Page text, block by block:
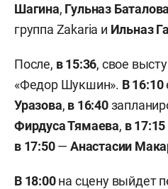
Шагина, Гульназ Баталова
группа Zakaria и Ильназ
После, в 15:36, свое
«Федор Шукшин». В 16:10
Уразова, в 16:40
Фирдуса Тямаева, в 17:15
в 17:50—Анастасии
В 18:00на сцену выйдет